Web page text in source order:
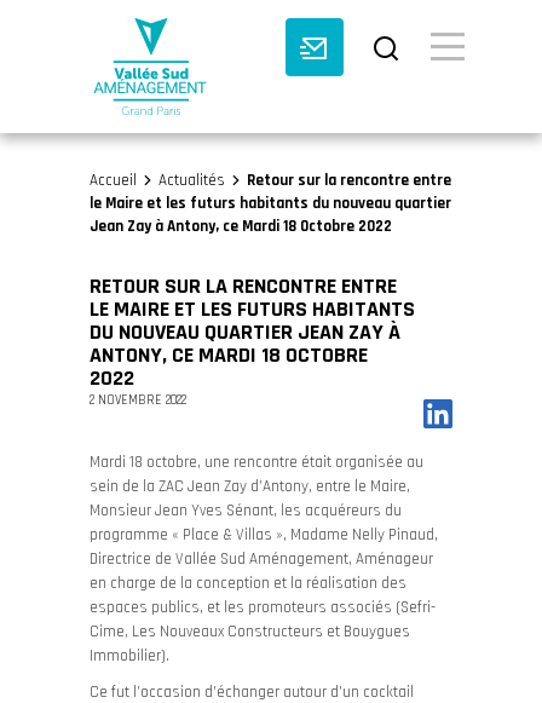
Accueil Actualités
Retour sur la rencontre entre
le Maire et les futurs habitants du nouveau quartier
Jean Zay à Antony, ce Mardi 18 Octobre 2022
RETOUR SUR LA RENCONTRE ENTRE
LE MAIRE ET LES FUTURS HABITANTS
DU NOUVEAU QUARTIER JEAN ZAY À
ANTONY, CE MARDI 18 OCTOBRE
2022
2 NOVEMBRE 2022
Mardi 18 octobre, une rencontre était organisée au
sein de la ZAC Jean Zay d’Antony, entre le Maire,
Monsieur Jean Yves Sénant, les acquéreurs du
programme « Place & Villas », Madame Nelly Pinaud,
Directrice de Vallée Sud Aménagement, Aménageur
en charge de la conception et la réalisation des
espaces publics, et les promoteurs associés (Sefri-
Cime, Les Nouveaux Constructeurs et Bouygues
Immobilier).
Ce fut l’occasion d’échanger autour d’un cocktail